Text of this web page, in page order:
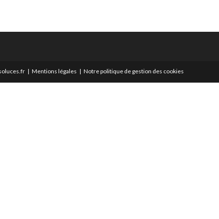
Mentions légales Notre politique de gestion des cookies